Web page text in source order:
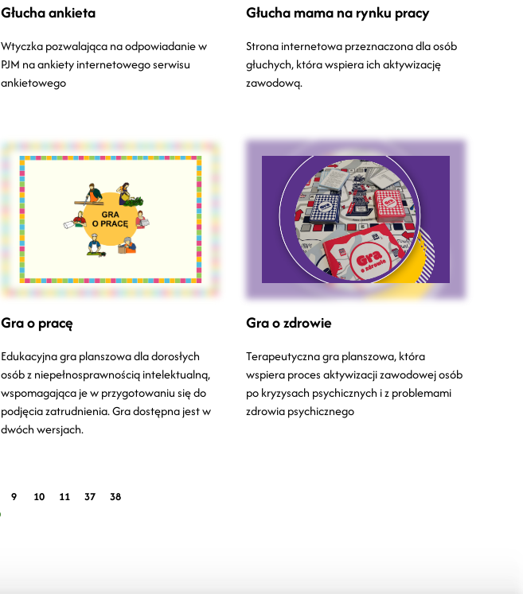
Głucha ankieta
Wtyczka pozwalająca na odpowiadanie w
PJM na ankiety internetowego serwisu
ankietowego
Głucha mama na rynku pracy
Strona internetowa przeznaczona dla osób
głuchych, która wspiera ich aktywizację
zawodową.
Gra o pracę
Edukacyjna gra planszowa dla dorosłych
osób z niepełnosprawnością intelektualną,
wspomagająca je w przygotowaniu się do
podjęcia zatrudnienia. Gra dostępna jest w
dwóch wersjach.
Gra o zdrowie
Terapeutyczna gra planszowa, która
wspiera proces aktywizacji zawodowej osób
po kryzysach psychicznych i z problemami
zdrowia psychicznego
9 10 11 37 38